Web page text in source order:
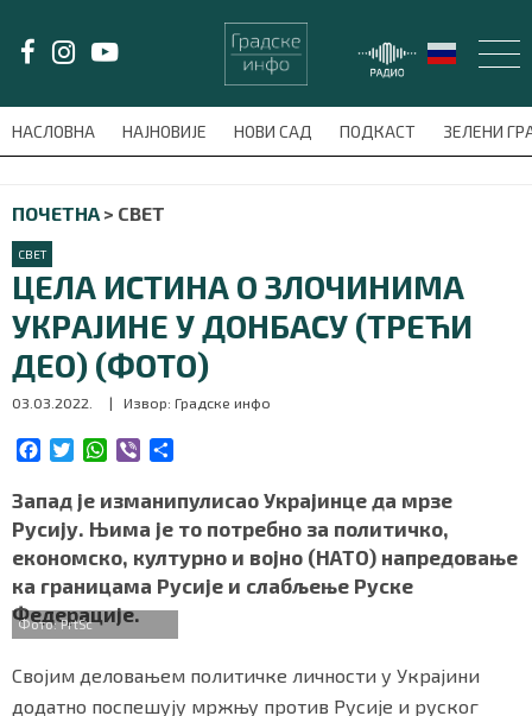
НАСЛОВНА НАЈНОВИЈЕ НОВИ САД ПОДКАСТ ЗЕЛЕНИ
meni'); $this_item = current( wp_filter_object_list(
ПОЧЕТНА > СВЕТ
СВЕТ
ЦЕЛА ИСТИНА О ЗЛОЧИНИМА
УКРАЈИНЕ У ДОНБАСУ (ТРЕЋИ
ДЕО) (ФОТО)
03.03.2022. | Извор: Градске инфо
c
e
b
o
o
k
t
t
e
r
W
a
t
s
A
p
p
b
e
r
a
r
e
Запад је изманипулисао Украјинце да мрзе
Русију. Њима је то потребно за политичко,
економско, културно и војно (НАТО) напредовање
ка границама Русије и слабљење Руске
Федерације.
Фото: PrtSc
Својим деловањем политичке личности у Украјини
додатно поспешују мржњу против Русије и руског
LAT/ЋИР
НАСЛОВНА
НАЈНОВИЈЕ
НОВИ САД
ПОДКАСТ
ЗЕЛЕНИ ГРАД
ВИДЕО
СПЕЦИЈАЛИ
БЛОГ